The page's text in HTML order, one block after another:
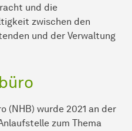
und die
zwischen den
und der Verwaltung
(NHB) wurde 2021 an der
zum Thema